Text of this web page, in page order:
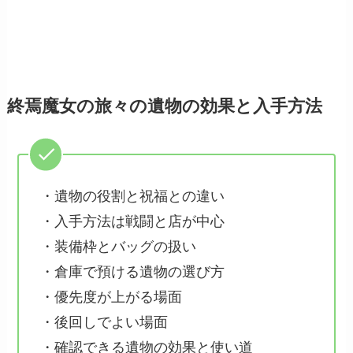
終焉魔女の旅々の遺物の効果と入手方法
・遺物の役割と祝福との違い
・入手方法は戦闘と店が中心
・装備枠とバッグの扱い
・倉庫で預ける遺物の選び方
・優先度が上がる場面
・後回しでよい場面
・確認できる遺物の効果と使い道